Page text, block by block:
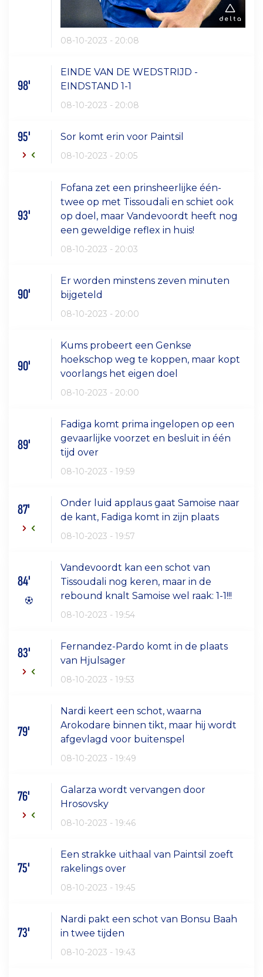
08-10-2023 - 20:08
98'
EINDE VAN DE WEDSTRIJD -
EINDSTAND 1-1
08-10-2023 - 20:08
95' Sor komt erin voor Paintsil
08-10-2023 - 20:05
93'
Fofana zet een prinsheerlijke één-
twee op met Tissoudali en schiet ook
op doel, maar Vandevoordt heeft nog
een geweldige reflex in huis!
08-10-2023 - 20:03
90'
Er worden minstens zeven minuten
bijgeteld
08-10-2023 - 20:00
90'
Kums probeert een Genkse
hoekschop weg te koppen, maar kopt
voorlangs het eigen doel
08-10-2023 - 20:00
89'
Fadiga komt prima ingelopen op een
gevaarlijke voorzet en besluit in één
tijd over
08-10-2023 - 19:59
87'
Onder luid applaus gaat Samoise naar
de kant, Fadiga komt in zijn plaats
08-10-2023 - 19:57
84'
Vandevoordt kan een schot van
Tissoudali nog keren, maar in de
rebound knalt Samoise wel raak: 1-1!!!
08-10-2023 - 19:54
83'
Fernandez-Pardo komt in de plaats
van Hjulsager
08-10-2023 - 19:53
79'
Nardi keert een schot, waarna
Arokodare binnen tikt, maar hij wordt
afgevlagd voor buitenspel
08-10-2023 - 19:49
76'
Galarza wordt vervangen door
Hrosovsky
08-10-2023 - 19:46
75'
Een strakke uithaal van Paintsil zoeft
rakelings over
08-10-2023 - 19:45
73'
Nardi pakt een schot van Bonsu Baah
in twee tijden
08-10-2023 - 19:43